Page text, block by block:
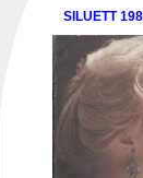
SILUETT